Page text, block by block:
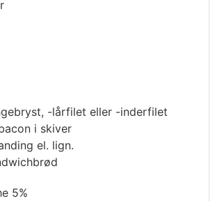
-lårfilet eller -inderfilet
i skiver
el. lign.
5%